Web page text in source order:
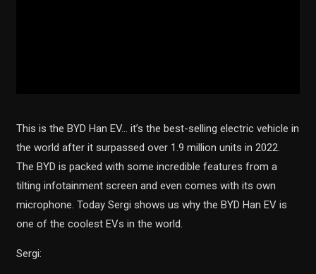
This is the BYD Han EV… it’s the best-selling electric vehicle in
the world after it surpassed over 1.9 million units in 2022.
The BYD is packed with some incredible features from a
tilting infotainment screen and even comes with its own
microphone. Today Sergi shows us why the BYD Han EV is
one of the coolest EVs in the world.
Sergi: